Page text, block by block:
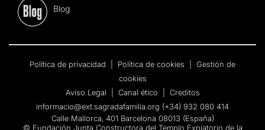
Blog
Política de privacidad Política de cookies
Gestión de
cookies
Aviso Legal
Canal ético
Creditos
informacio@ext.sagradafamilia.org (+34) 932 080 414
Calle Mallorca, 401 Barcelona 08013 (España)
© Fundación Junta Constructora del Templo Expiatorio de la